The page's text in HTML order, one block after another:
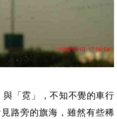
「霓」，不知不覺的車行
路旁的旗海，雖然有些稀